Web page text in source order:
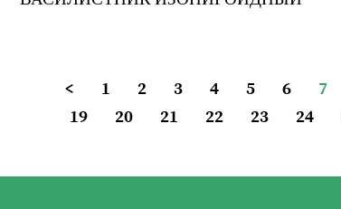
< 1 2 3 4 5 6 7
19
20 21 22 23 24